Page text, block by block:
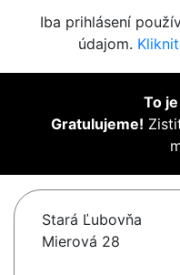
Iba prihlásení
údajom.
To
Gratulujeme!
Stará Ľubovňa
Mierová 28